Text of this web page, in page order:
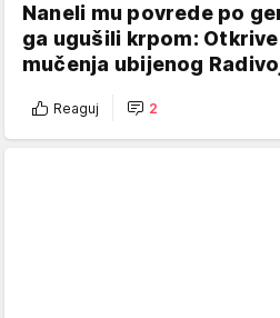
Naneli mu povrede po
ga ugušili krpom:
mučenja ubijenog
Reaguj 2